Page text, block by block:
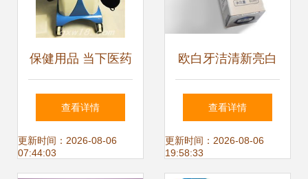
保健用品 当下医药
保健市场的蓝海机
遇探析
查看详情
更新时间：2026-08-06
07:44:03
欧白牙洁清新亮白
慕斯 口腔护理新体
验
查看详情
更新时间：2026-08-06
19:58:33